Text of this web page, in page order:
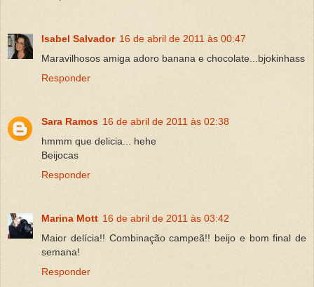
Isabel Salvador 16 de abril de 2011 às 00:47
Maravilhosos amiga adoro banana e chocolate...bjokinhass
Responder
Sara Ramos 16 de abril de 2011 às 02:38
hmmm que delicia... hehe
Beijocas
Responder
Marina Mott 16 de abril de 2011 às 03:42
Maior delícia!! Combinação campeã!! beijo e bom final de
semana!
Responder